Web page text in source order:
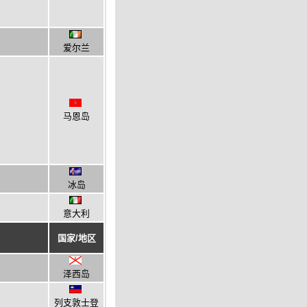
爱尔兰
马恩岛
冰岛
意大利
国家/地区
泽西岛
列支敦士登